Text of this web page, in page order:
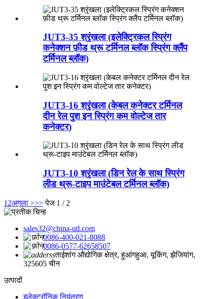
JUT3-35 श्रृंखला (इलेक्ट्रिकल स्प्रिंग
कनेक्शन फ़ीड थ्रू टर्मिनल ब्लॉक स्प्रिंग क्लैंप
टर्मिनल ब्लॉक)
JUT3-16 श्रृंखला (केबल कनेक्टर टर्मिनल
दीन रेल पुश इन स्प्रिंग कम वोल्टेज तार
कनेक्टर)
JUT3-10 श्रृंखला (डिन रेल के साथ स्प्रिंग
लीड थ्रू-टाइप माउंटेबल टर्मिनल ब्लॉक)
1 2अगला >>> पेज 1 / 2
sales32@china-utl.com
0086-400-021-8088
0086-0577-62658507
ताईशांग औद्योगिक क्षेत्र, हुआंगहुआ, यूकिंग, झेजियांग,
325605 चीन
उत्पादों
इलेक्ट्रॉनिक नियंत्रण